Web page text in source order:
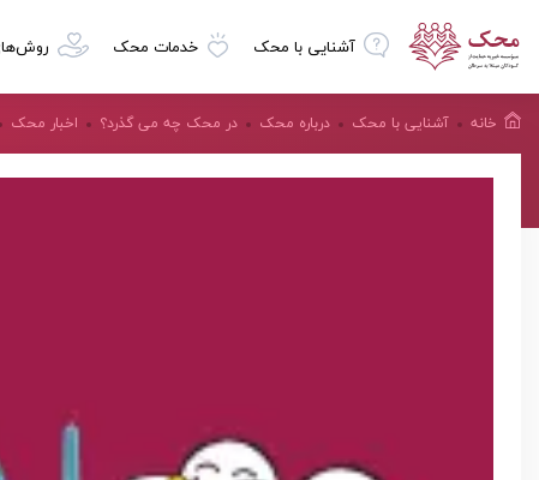
آشنایی با محک خدمات محک
خانه آشنایی با محک درباره محک در محک چه می گذرد؟ اخبار محک